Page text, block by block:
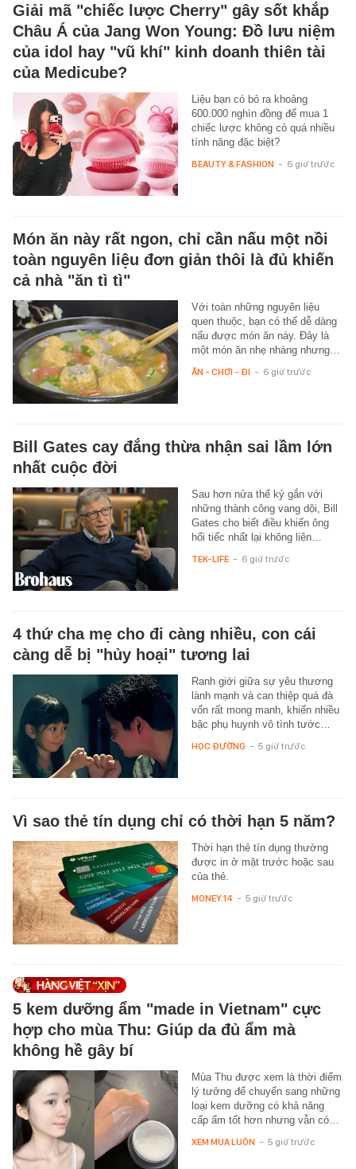
Giải mã "chiếc lược Cherry" gây sốt khắp
Châu Á của Jang Won Young: Đồ lưu niệm
của idol hay "vũ khí" kinh doanh thiên tài
của Medicube?
Liệu bạn có bỏ ra khoảng
600.000 nghìn đồng để mua 1
chiếc lược không có quá nhiều
tính năng đặc biệt?
BEAUTY & FASHION - 6 giờ trước
Món ăn này rất ngon, chỉ cần nấu một nồi
toàn nguyên liệu đơn giản thôi là đủ khiến
cả nhà "ăn tì tì"
Với toàn những nguyên liệu
quen thuộc, bạn có thể dễ dàng
nấu được món ăn này. Đây là
một món ăn nhẹ nhàng nhưng…
ĂN - CHƠI - ĐI - 6 giờ trước
Bill Gates cay đắng thừa nhận sai lầm lớn
nhất cuộc đời
Sau hơn nửa thế kỷ gắn với
những thành công vang dội, Bill
Gates cho biết điều khiến ông
hối tiếc nhất lại không liên…
TEK-LIFE - 6 giờ trước
4 thứ cha mẹ cho đi càng nhiều, con cái
càng dễ bị "hủy hoại" tương lai
Ranh giới giữa sự yêu thương
lành mạnh và can thiệp quá đà
vốn rất mong manh, khiến nhiều
bậc phụ huynh vô tình tước…
HỌC ĐƯỜNG - 5 giờ trước
Vì sao thẻ tín dụng chỉ có thời hạn 5 năm?
Thời hạn thẻ tín dụng thường
được in ở mặt trước hoặc sau
của thẻ.
MONEY.14 - 5 giờ trước
5 kem dưỡng ẩm "made in Vietnam" cực
hợp cho mùa Thu: Giúp da đủ ẩm mà
không hề gây bí
Mùa Thu được xem là thời điểm
lý tưởng để chuyển sang những
loại kem dưỡng có khả năng
cấp ẩm tốt hơn nhưng vẫn có…
XEM MUA LUÔN - 5 giờ trước